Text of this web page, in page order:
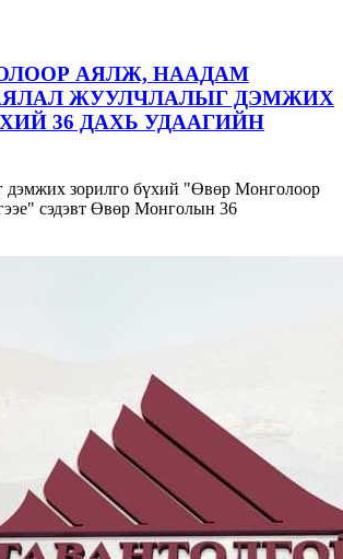
АЯЛЖ, НААДАМ
ЖУУЛЧЛАЛЫГ ДЭМЖИХ
36 ДАХЬ УДААГИЙН
дэмжих зорилго бүхий "Өвөр Монголоор
сэдэвт Өвөр Монголын 36